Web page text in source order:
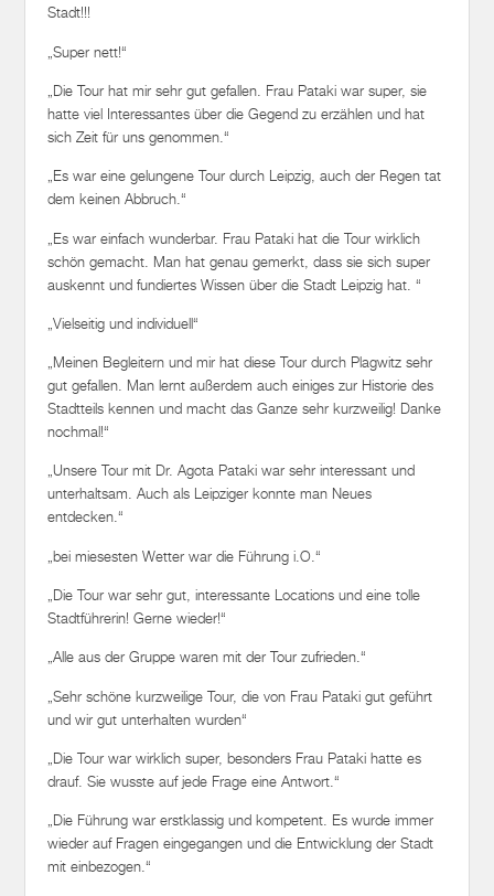
Stadt!!!
„Super nett!“
„Die Tour hat mir sehr gut gefallen. Frau Pataki war super, sie
hatte viel Interessantes über die Gegend zu erzählen und hat
sich Zeit für uns genommen.“
„Es war eine gelungene Tour durch Leipzig, auch der Regen tat
dem keinen Abbruch.“
„Es war einfach wunderbar. Frau Pataki hat die Tour wirklich
schön gemacht. Man hat genau gemerkt, dass sie sich super
auskennt und fundiertes Wissen über die Stadt Leipzig hat. “
„Vielseitig und individuell“
„Meinen Begleitern und mir hat diese Tour durch Plagwitz sehr
gut gefallen. Man lernt außerdem auch einiges zur Historie des
Stadtteils kennen und macht das Ganze sehr kurzweilig! Danke
nochmal!“
„Unsere Tour mit Dr. Agota Pataki war sehr interessant und
unterhaltsam. Auch als Leipziger konnte man Neues
entdecken.“
„bei miesesten Wetter war die Führung i.O.“
„Die Tour war sehr gut, interessante Locations und eine tolle
Stadtführerin! Gerne wieder!“
„Alle aus der Gruppe waren mit der Tour zufrieden.“
„Sehr schöne kurzweilige Tour, die von Frau Pataki gut geführt
und wir gut unterhalten wurden“
„Die Tour war wirklich super, besonders Frau Pataki hatte es
drauf. Sie wusste auf jede Frage eine Antwort.“
„Die Führung war erstklassig und kompetent. Es wurde immer
wieder auf Fragen eingegangen und die Entwicklung der Stadt
mit einbezogen.“